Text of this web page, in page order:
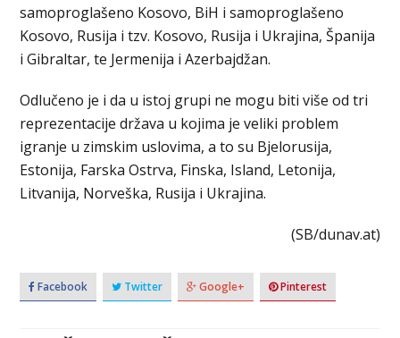
samoproglašeno Kosovo, BiH i samoproglašeno
Kosovo, Rusija i tzv. Kosovo, Rusija i Ukrajina, Španija
i Gibraltar, te Јermenija i Azerbajdžan.
Odlučeno je i da u istoj grupi ne mogu biti više od tri
reprezentacije država u kojima je veliki problem
igranje u zimskim uslovima, a to su Bjelorusija,
Estonija, Farska Ostrva, Finska, Island, Letonija,
Litvanija, Norveška, Rusija i Ukrajina.
(SB/dunav.at)
Facebook Twitter Google+ Pinterest